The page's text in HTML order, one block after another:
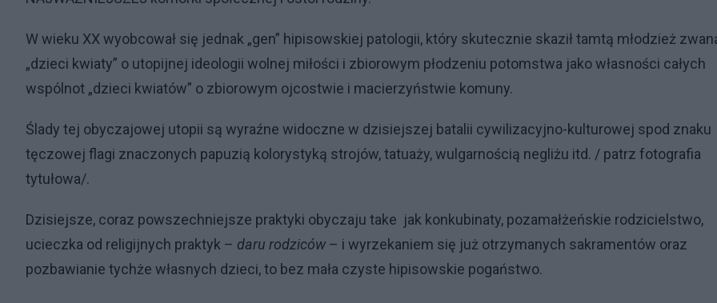
W wieku XX wyobcował się jednak „gen” hipisowskiej patologii, który skutecznie skaził tamtą młodzież
„dzieci kwiaty” o utopijnej ideologii wolnej miłości i zbiorowym płodzeniu potomstwa jako własności całych
wspólnot „dzieci kwiatów” o zbiorowym ojcostwie i macierzyństwie komuny.
Ślady tej obyczajowej utopii są wyraźne widoczne w dzisiejszej batalii cywilizacyjno-kulturowej spod znaku
tęczowej flagi znaczonych papuzią kolorystyką strojów, tatuaży, wulgarnością negliżu itd. / patrz fotografia
tytułowa/.
Dzisiejsze, coraz powszechniejsze praktyki obyczaju take jak konkubinaty, pozamałżeńskie rodzicielstwo,
ucieczka od religijnych praktyk – daru rodziców – i wyrzekaniem się już otrzymanych sakramentów oraz
pozbawianie tychże własnych dzieci, to bez mała czyste hipisowskie pogaństwo.